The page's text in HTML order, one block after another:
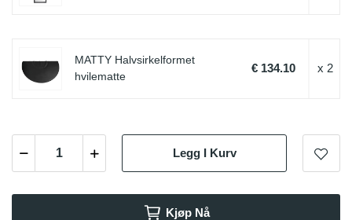
MATTY Halvsirkelformet
hvilematte
€ 134.10 x 2
Legg I Kurv
Kjøp Nå